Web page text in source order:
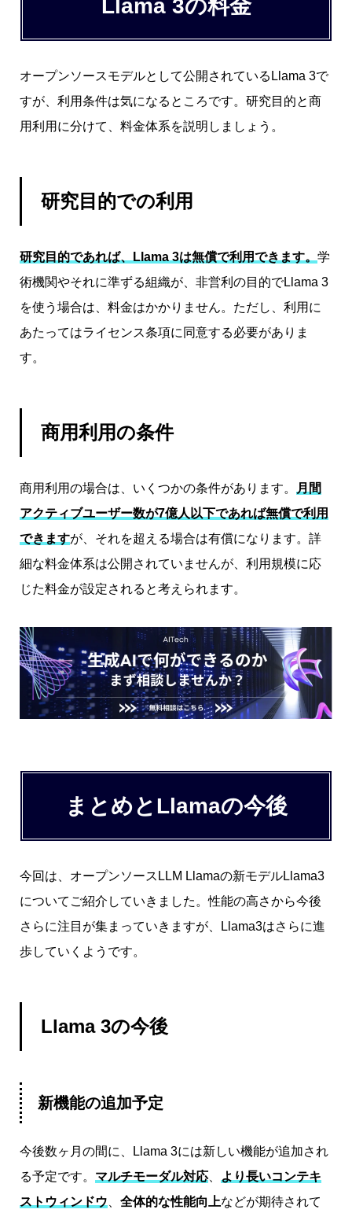
Llama 3の料金
オープンソースモデルとして公開されているLlama 3で
すが、利用条件は気になるところです。研究目的と商
用利用に分けて、料金体系を説明しましょう。
研究目的での利用
研究目的であれば、Llama 3は無償で利用できます。 学
術機関やそれに準ずる組織が、非営利の目的でLlama 3
を使う場合は、料金はかかりません。ただし、利用に
あたってはライセンス条項に同意する必要がありま
す。
商用利用の条件
商用利用の場合は、いくつかの条件があります。
月間
アクティブユーザー数が7億人以下であれば無償で利用
できますが、それを超える場合は有償になります。詳
細な料金体系は公開されていませんが、利用規模に応
じた料金が設定されると考えられます。
まとめとLlamaの今後
今回は、オープンソースLLM Llamaの新モデルLlama3
についてご紹介していきました。性能の高さから今後
さらに注目が集まっていきますが、Llama3はさらに進
歩していくようです。
Llama 3の今後
新機能の追加予定
今後数ヶ月の間に、Llama 3には新しい機能が追加され
る予定です。 マルチモーダル対応
より長いコンテキ
ストウィンドウ
全体的な性能向上などが期待されて